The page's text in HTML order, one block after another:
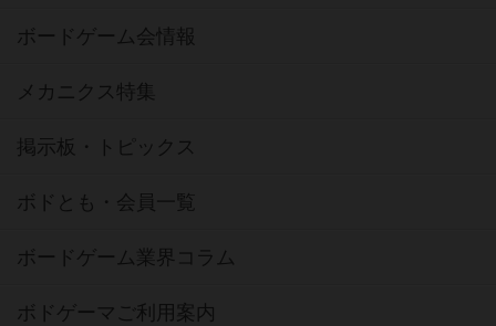
ボードゲーム会情報
メカニクス特集
掲示板・トピックス
ボドとも・会員一覧
ボードゲーム業界コラム
ボドゲーマご利用案内